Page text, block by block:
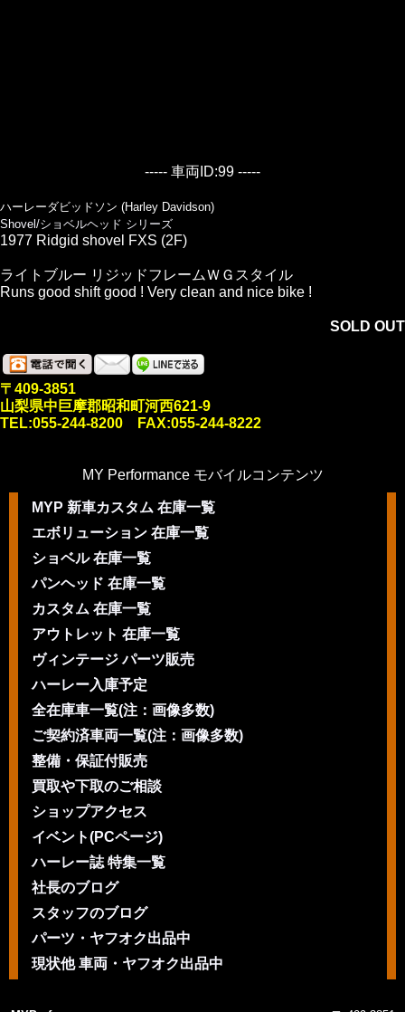
----- 車両ID:99 -----
ハーレーダビッドソン (Harley Davidson)
Shovel/ショベルヘッド シリーズ
1977 Ridgid shovel FXS (2F)
ライトブルー リジッドフレームＷＧスタイル
Runs good shift good ! Very clean and nice bike !
SOLD OUT
〒409-3851
山梨県中巨摩郡昭和町河西621-9
TEL:055-244-8200 FAX:055-244-8222
MY Performance モバイルコンテンツ
MYP 新車カスタム 在庫一覧
エボリューション 在庫一覧
ショベル 在庫一覧
パンヘッド 在庫一覧
カスタム 在庫一覧
アウトレット 在庫一覧
ヴィンテージ パーツ販売
ハーレー入庫予定
全在庫車一覧(注：画像多数)
ご契約済車両一覧(注：画像多数)
整備・保証付販売
買取や下取のご相談
ショップアクセス
イベント(PCページ)
ハーレー誌 特集一覧
社長のブログ
スタッフのブログ
パーツ・ヤフオク出品中
現状他 車両・ヤフオク出品中